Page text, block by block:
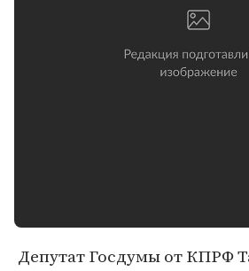
Депутат Госдумы от КПРФ